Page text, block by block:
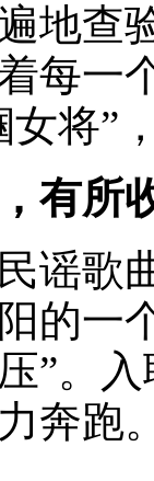
地查
每一
女将”
所
歌曲
的一
”。
奔跑